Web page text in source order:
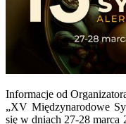
Informacje od
„XV Międzynarodowe
się w dniach 27-28